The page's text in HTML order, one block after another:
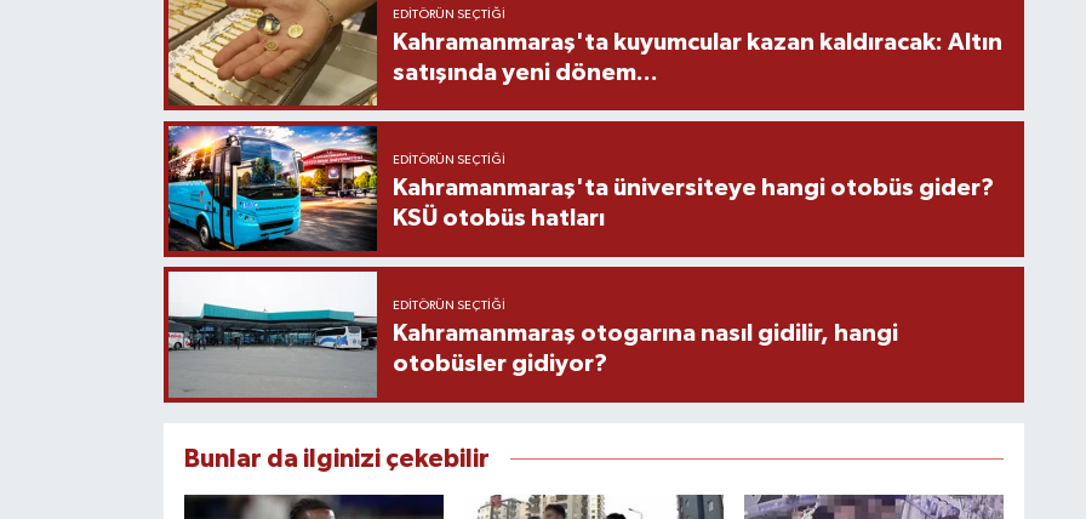
EDITÖRÜN SEÇTIĞI
Kahramanmaraş'ta kuyumcular kazan kaldıracak: Altın
satışında yeni dönem...
EDITÖRÜN SEÇTIĞI
Kahramanmaraş'ta üniversiteye hangi otobüs gider?
KSÜ otobüs hatları
EDITÖRÜN SEÇTIĞI
Kahramanmaraş otogarına nasıl gidilir, hangi
otobüsler gidiyor?
Bunlar da ilginizi çekebilir